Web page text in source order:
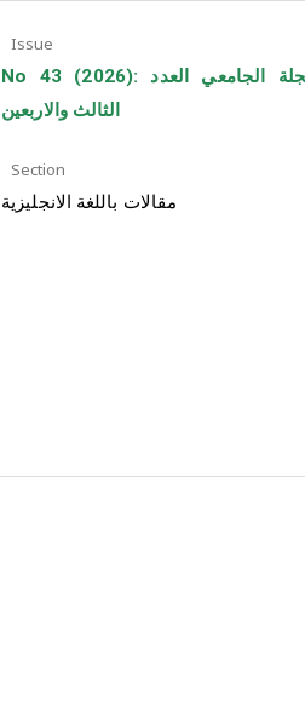
Issue
No 43 (2026): مجلة الجامعي العدد
الثالث والاربعين
Section
مقالات باللغة الانجليزية